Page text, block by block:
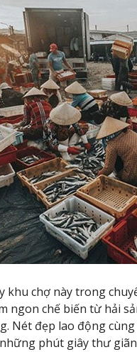
khu chợ này trong
ngon chế biến từ hải
Nét đẹp lao động
phút giây thư